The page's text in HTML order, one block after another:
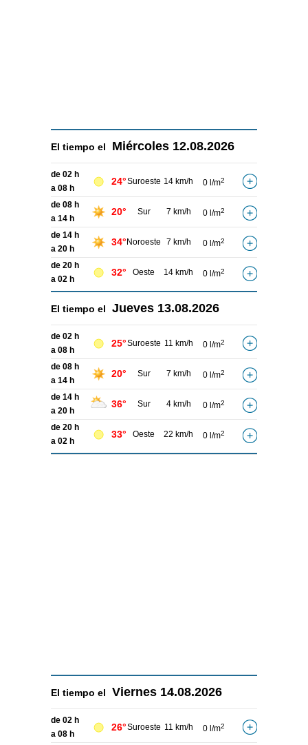
El tiempo el Miércoles 12.08.2026
de 02 h
a 08 h
24°Suroeste 14 km/h 0 l/m2
de 08 h
a 14 h
20° Sur 7 km/h 0 l/m2
de 14 h
a 20 h
34° Noroeste 7 km/h 0 l/m2
de 20 h
a 02 h
32° Oeste 14 km/h 0 l/m2
El tiempo el Jueves 13.08.2026
de 02 h
a 08 h
25°Suroeste 11 km/h 0 l/m2
de 08 h
a 14 h
20° Sur 7 km/h 0 l/m2
de 14 h
a 20 h
36° Sur 4 km/h 0 l/m2
de 20 h
a 02 h
33° Oeste 22 km/h 0 l/m2
El tiempo el Viernes 14.08.2026
de 02 h
a 08 h
26°Suroeste 11 km/h 0 l/m2